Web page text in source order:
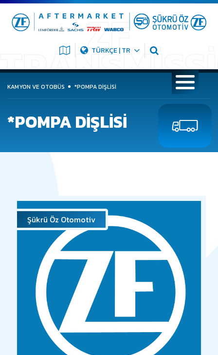
TÜRKÇE | TR
KAMYON VE OTOBÜS *POMPA DİŞLİSİ
*POMPA DİŞLİSİ
Şükrü Öz Otomotiv